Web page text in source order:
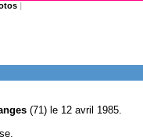
|
(71) le 12 avril 1985.